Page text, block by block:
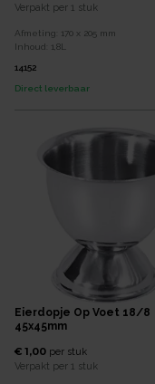
Verpakt per 1 stuk
Afmeting: 170 x 205 mm
Inhoud:
1,8L
14152
Direct leverbaar
Eierdopje Op Voet 18/8
45x45mm
€ 1,00 per stuk
Verpakt per 1 stuk